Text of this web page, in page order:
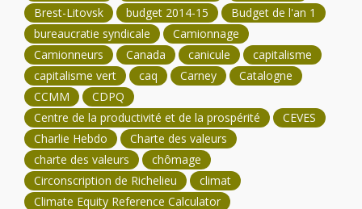
Brest-Litovsk budget 2014-15
Budget de l'an 1
bureaucratie syndicale
Camionnage
Camionneurs
Canada canicule
capitalisme
capitalisme vert
caq Carney
Catalogne
CCMM
CDPQ
Centre de la productivité et de la prospérité
CEVES
Charlie Hebdo
Charte des valeurs
charte des valeurs
chômage
Circonscription de Richelieu
climat
Climate Equity Reference Calculator